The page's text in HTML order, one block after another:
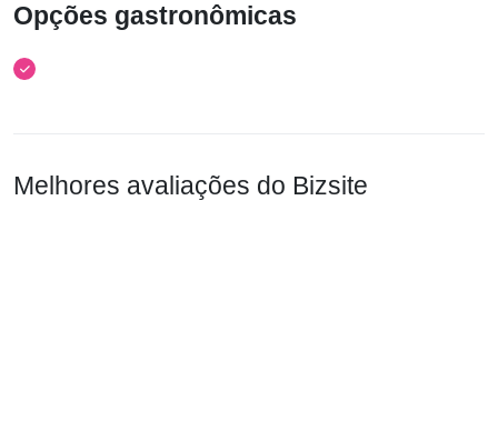
Opções gastronômicas
Melhores avaliações do Bizsite